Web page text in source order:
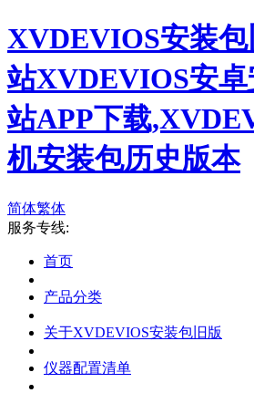
XVDEVIOS安装
站XVDEVIOS安
站APP下载
机安装包历史版本
简体繁体
服务专线:
首页
产品分类
关于XVDEVIOS安装包旧版
仪器配置清单